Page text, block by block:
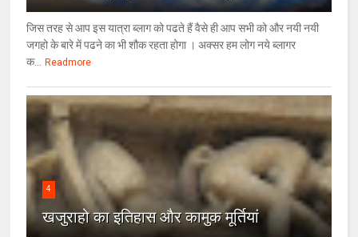
जिस तरह से आप इस यात्रा ब्लाग को पढते हैं वैसे ही आप सभी को और नयी नयी
जगहो के बारे में पढने का भी शौक रहता होगा । अक्सर हम लोग नये ब्लागर
क...
Readmore
4
खजुराहो का इतिहास और कामुक मूर्तियां